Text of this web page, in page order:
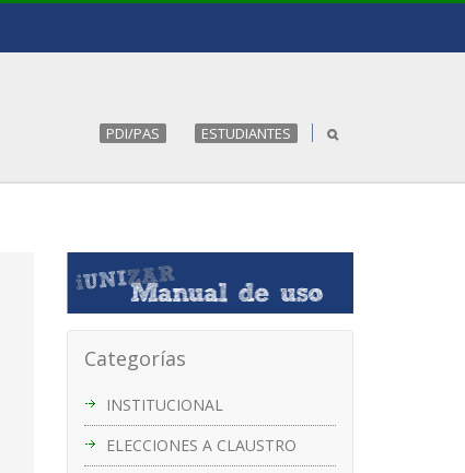
PDI/PAS ESTUDIANTES
Categorías
INSTITUCIONAL
ELECCIONES A CLAUSTRO